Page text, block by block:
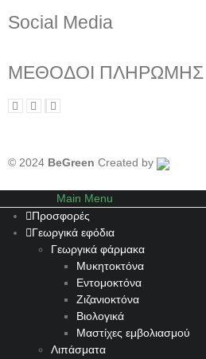
Social Media
ΜΕΘΟΔΟΙ ΠΛΗΡΩΜΗΣ
© 2024 BeGreen Created by
Main Menu
Προσφορές
Γεωργικά εφόδια
Γεωργικά φάρμακα
Μυκητοκτόνα
Εντομοκτόνα
Ζιζανιοκτόνα
Βιολογικά
Μαστίχες εμβολιασμού
Λιπάσματα